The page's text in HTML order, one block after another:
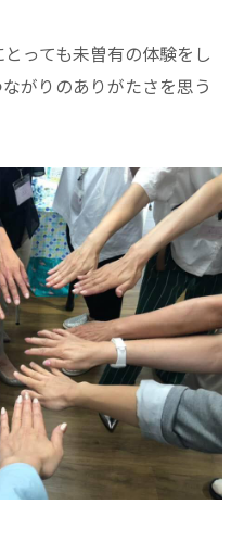
っても未曽有の体験をし
がりのありがたさを思う